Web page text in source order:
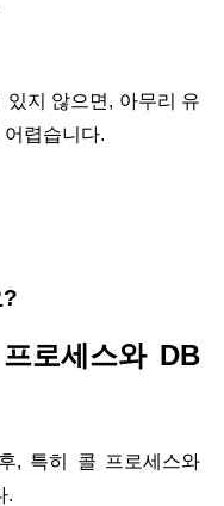
있지 않으면 , 아무리 유
어렵습니다.
?
로세스와DB
, 특히 콜 프로세스와
.